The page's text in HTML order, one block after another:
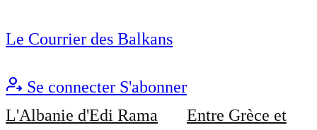
Le Courrier des Balkans
Se connecter S'abonner
L'Albanie d'Edi Rama
Entre Grèce et